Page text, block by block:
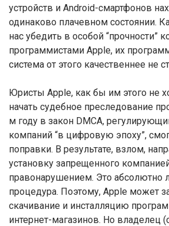
устройств и Android-смартфонов
одинаково плачевном состоянии.
нас убедить в особой “прочности”
программистами Apple, их
система от этого качественнее не
Юристы Apple, как бы им этого не
начать судебное преследование
м году в закон DMCA,
компаний “в цифровую эпоху”,
поправки. В результате, взлом,
установку запрещенного
правонарушением. Это абсолютно
процедура. Поэтому, Apple может
скачивание и инсталляцию
интернет-магазинов. Но владелец